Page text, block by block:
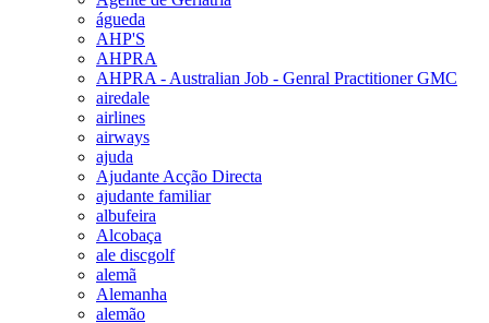
águeda
AHP'S
AHPRA
AHPRA - Australian Job - Genral Practitioner GMC
airedale
airlines
airways
ajuda
Ajudante Acção Directa
ajudante familiar
albufeira
Alcobaça
ale discgolf
alemã
Alemanha
alemão